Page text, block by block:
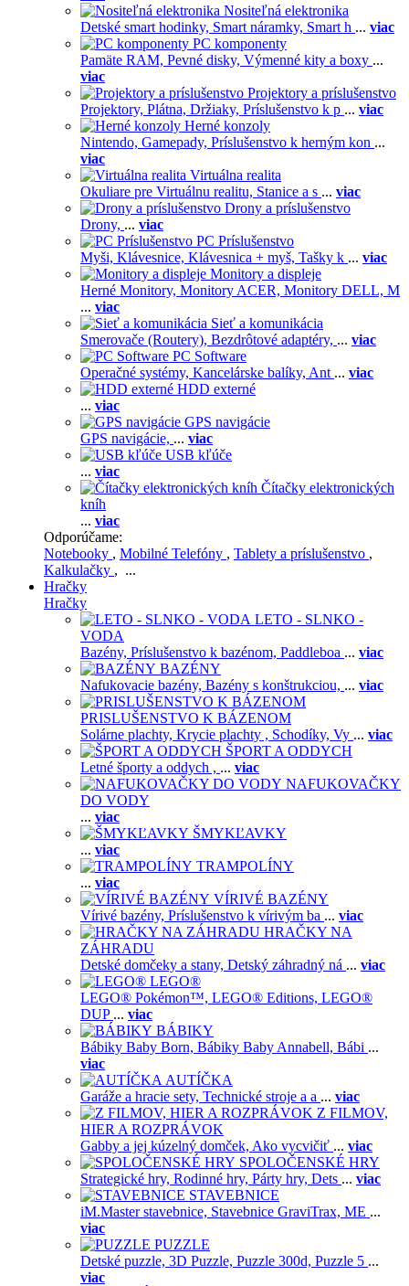
Nositeľná elektronika
Detské smart hodinky, Smart náramky, Smart h ... viac
PC komponenty
Pamäte RAM, Pevné disky, Výmenné kity a boxy ...
viac
Projektory a príslušenstvo
Projektory, Plátna, Držiaky, Príslušenstvo k p ... viac
Herné konzoly
Nintendo, Gamepady, Príslušenstvo k herným kon ...
viac
Virtuálna realita
Okuliare pre Virtuálnu realitu, Stanice a s ... viac
Drony a príslušenstvo
Drony, ... viac
PC Príslušenstvo
Myši, Klávesnice, Klávesnica + myš, Tašky k ... viac
Monitory a displeje
Herné Monitory, Monitory ACER, Monitory DELL, M
... viac
Sieť a komunikácia
Smerovače (Routery), Bezdrôtové adaptéry, ... viac
PC Software
Operačné systémy, Kancelárske balíky, Ant ... viac
HDD externé
... viac
GPS navigácie
GPS navigácie, ... viac
USB kľúče
... viac
Čítačky elektronických
kníh
... viac
Odporúčame:
Notebooky , Mobilné Telefóny , Tablety a príslušenstvo ,
Kalkulačky , ...
Hračky
Hračky
LETO - SLNKO -
VODA
Bazény, Príslušenstvo k bazénom, Paddleboa ... viac
BAZÉNY
Nafukovacie bazény, Bazény s konštrukciou, ... viac
PRISLUŠENSTVO K BÁZENOM
Solárne plachty, Krycie plachty , Schodíky, Vy ... viac
ŠPORT A ODDYCH
Letné športy a oddych , ... viac
NAFUKOVAČKY
DO VODY
... viac
ŠMYKĽAVKY
... viac
TRAMPOLÍNY
... viac
VÍRIVÉ BAZÉNY
Vírivé bazény, Príslušenstvo k vírivým ba ... viac
HRAČKY NA
ZÁHRADU
Detské domčeky a stany, Detský záhradný ná ... viac
LEGO®
LEGO® Pokémon™, LEGO® Editions, LEGO®
DUP ... viac
BÁBIKY
Bábiky Baby Born, Bábiky Baby Annabell, Bábi ...
viac
AUTÍČKA
Garáže a hracie sety, Technické stroje a a ... viac
Z FILMOV,
HIER A ROZPRÁVOK
Gabby a jej kúzelný domček, Ako vycvičiť ... viac
SPOLOČENSKÉ HRY
Strategické hry, Rodinné hry, Párty hry, Dets ... viac
STAVEBNICE
iM.Master stavebnice, Stavebnice GraviTrax, ME ...
viac
PUZZLE
Detské puzzle, 3D Puzzle, Puzzle 300d, Puzzle 5 ...
viac